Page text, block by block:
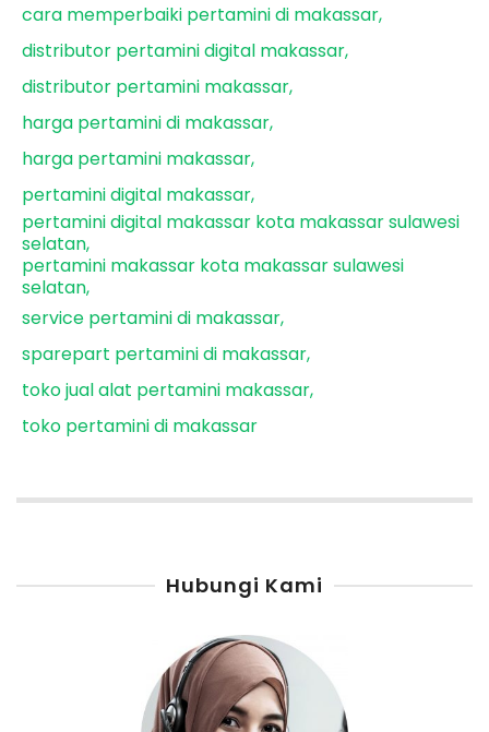
cara memperbaiki pertamini di makassar
distributor pertamini digital makassar
distributor pertamini makassar
harga pertamini di makassar
harga pertamini makassar
pertamini digital makassar
pertamini digital makassar kota makassar sulawesi
selatan
pertamini makassar kota makassar sulawesi
selatan
service pertamini di makassar
sparepart pertamini di makassar
toko jual alat pertamini makassar
toko pertamini di makassar
Hubungi Kami